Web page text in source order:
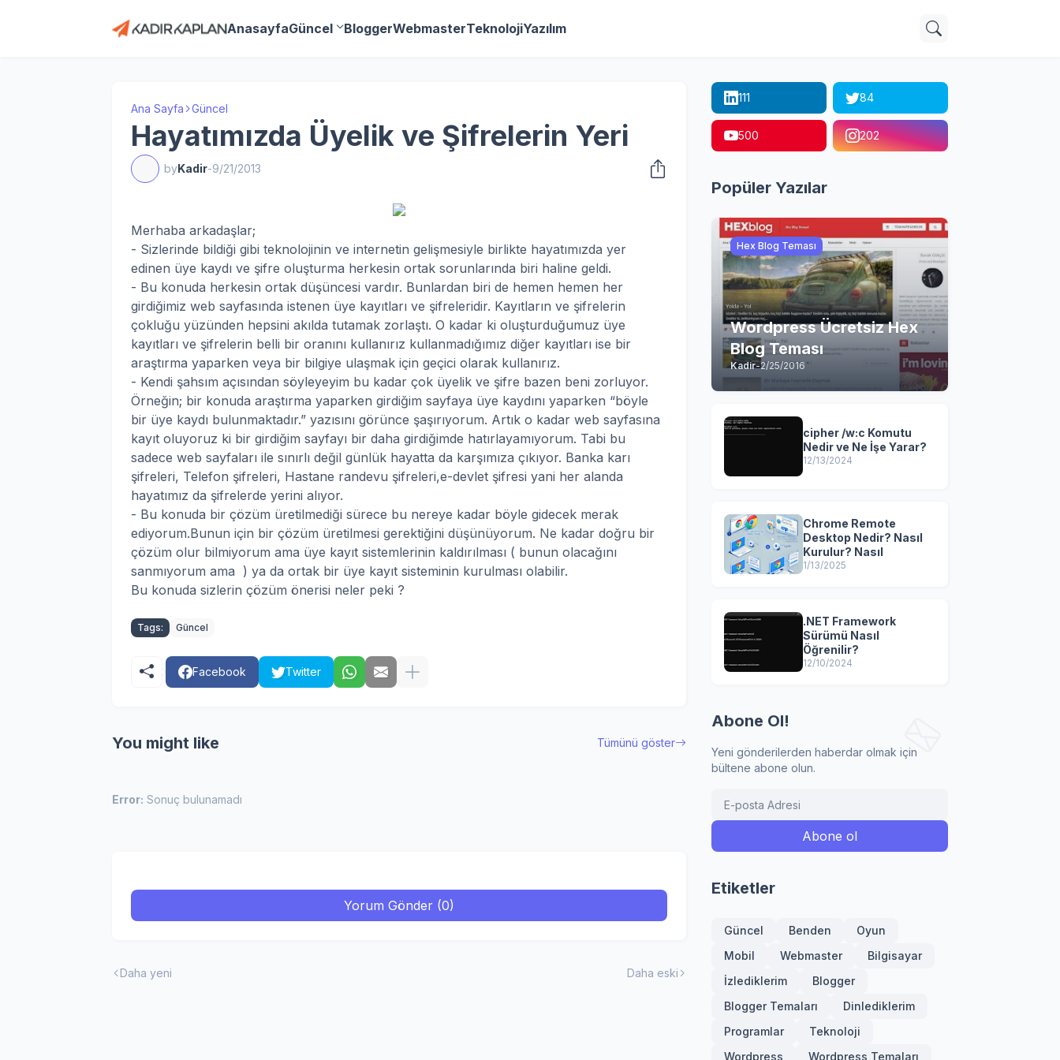
AnasayfaGüncel BloggerWebmasterTeknolojiYazılım
Ana Sayfa Güncel
Hayatımızda Üyelik ve Şifrelerin Yeri
byKadir-9/21/2013
Merhaba arkadaşlar;
- Sizlerinde bildiği gibi teknolojinin ve internetin gelişmesiyle birlikte hayatımızda yer
edinen üye kaydı ve şifre oluşturma herkesin ortak sorunlarında biri haline geldi.
- Bu konuda herkesin ortak düşüncesi vardır. Bunlardan biri de hemen hemen her
girdiğimiz web sayfasında istenen üye kayıtları ve şifreleridir. Kayıtların ve şifrelerin
çokluğu yüzünden hepsini akılda tutamak zorlaştı. O kadar ki oluşturduğumuz üye
kayıtları ve şifrelerin belli bir oranını kullanırız kullanmadığımız diğer kayıtları ise bir
araştırma yaparken veya bir bilgiye ulaşmak için geçici olarak kullanırız.
- Kendi şahsım açısından söyleyeyim bu kadar çok üyelik ve şifre bazen beni zorluyor.
Örneğin; bir konuda araştırma yaparken girdiğim sayfaya üye kaydını yaparken “böyle
bir üye kaydı bulunmaktadır.” yazısını görünce şaşırıyorum. Artık o kadar web sayfasına
kayıt oluyoruz ki bir girdiğim sayfayı bir daha girdiğimde hatırlayamıyorum. Tabi bu
sadece web sayfaları ile sınırlı değil günlük hayatta da karşımıza çıkıyor. Banka karı
şifreleri, Telefon şifreleri, Hastane randevu şifreleri,e-devlet şifresi yani her alanda
hayatımız da şifrelerde yerini alıyor.
- Bu konuda bir çözüm üretilmediği sürece bu nereye kadar böyle gidecek merak
ediyorum.Bunun için bir çözüm üretilmesi gerektiğini düşünüyorum. Ne kadar doğru bir
çözüm olur bilmiyorum ama üye kayıt sistemlerinin kaldırılması ( bunun olacağını
sanmıyorum ama ) ya da ortak bir üye kayıt sisteminin kurulması olabilir.
Bu konuda sizlerin çözüm önerisi neler peki ?
Tags: Güncel
Facebook Twitter
You might like Tümünü göster
Error: Sonuç bulunamadı
Yorum Gönder (0)
Daha yeni Daha eski
111 84
500 202
Popüler Yazılar
Hex Blog Teması
Wordpress Ücretsiz Hex
Blog Teması
Kadir-2/25/2016
cipher /w:c Komutu
Nedir ve Ne İşe Yarar?
12/13/2024
Chrome Remote
Desktop Nedir? Nasıl
Kurulur? Nasıl
1/13/2025
.NET Framework
Sürümü Nasıl
Öğrenilir?
12/10/2024
Abone Ol!
Yeni gönderilerden haberdar olmak için
bültene abone olun.
Etiketler
Güncel Benden
Oyun
Mobil
Webmaster
Bilgisayar
İzlediklerim
Blogger
Blogger Temaları
Dinlediklerim
Programlar
Teknoloji
Wordpress
Wordpress Temaları